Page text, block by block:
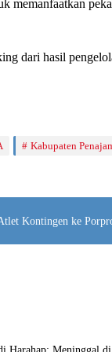
memanfaatkan
dari hasil
Kabupaten
Kontingen ke